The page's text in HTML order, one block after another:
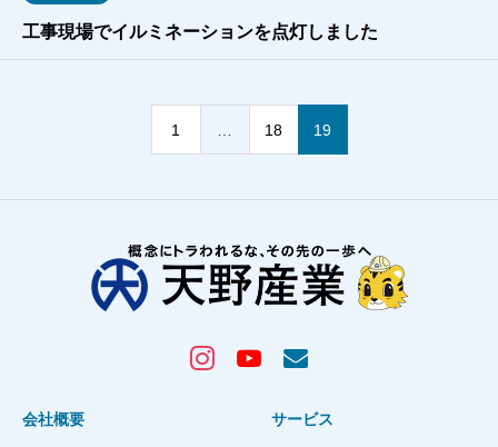
工事現場でイルミネーションを点灯しました
1 18 19
会社概要 サービス